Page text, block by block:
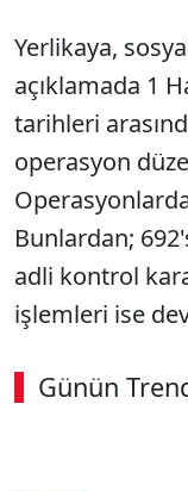
Yerlikaya,
açıklamada 1
tarihleri
operasyon
Bunlardan;
adli kontrol
işlemleri ise
Günün